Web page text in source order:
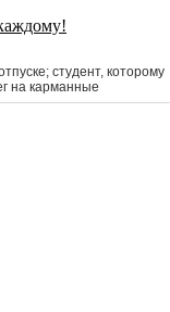
студент, которому
на карманные